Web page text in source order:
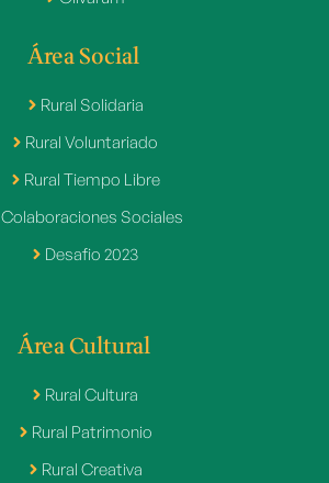
Área Social
Rural Solidaria
Rural Voluntariado
Rural Tiempo Libre
Colaboraciones Sociales
Desafio 2023
Área Cultural
Rural Cultura
Rural Patrimonio
Rural Creativa